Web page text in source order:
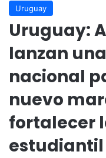
Uruguay
Uruguay:
lanzan
nacional
nuevo
fortalecer
estudiantil